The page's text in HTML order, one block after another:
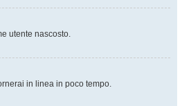
utente nascosto.
in linea in poco tempo.